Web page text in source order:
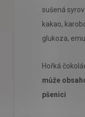
sušená
kakao,
glukoza,
Hořká
může
pšenici